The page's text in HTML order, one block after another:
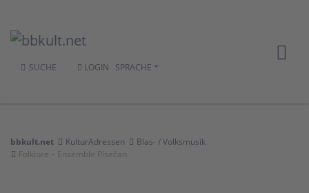
SUCHE LOGIN SPRACHE
bbkult.net KulturAdressen
Blas- / Volksmusik
Folklore – Ensemble Písečan